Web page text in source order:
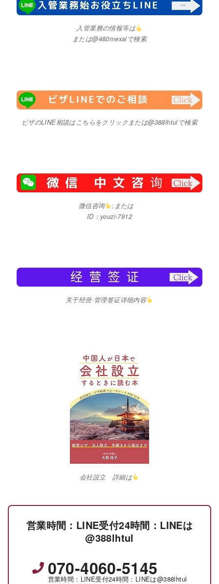
入管業務の情報等は
または@480mexalで検索
ビザのLINE相談はこちらをクリックまたは@388lhtulで検索
微信咨询
;または
ID：youzi-7912
关于经营·管理签证详细内容
会社設立 詳細は
営業時間：LINE受付24時間：LINEは
@388lhtul
070-4060-5145
営業時間：LINE受付24時間：LINEは@388lhtul